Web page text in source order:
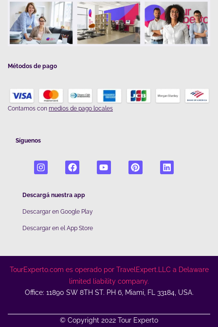
Métodos de pago
Contamos con medios de pago locales
Síguenos
Descargá nuestra app
Descargar en Google Play
Descargar en el App Store
TourExperto.com es operado por TravelExpert.LLC a Delaware
limited liability company.
Office: 11890 SW 8TH ST. PH 6, Miami, FL 33184, USA.
© Copyright 2022 Tour Experto